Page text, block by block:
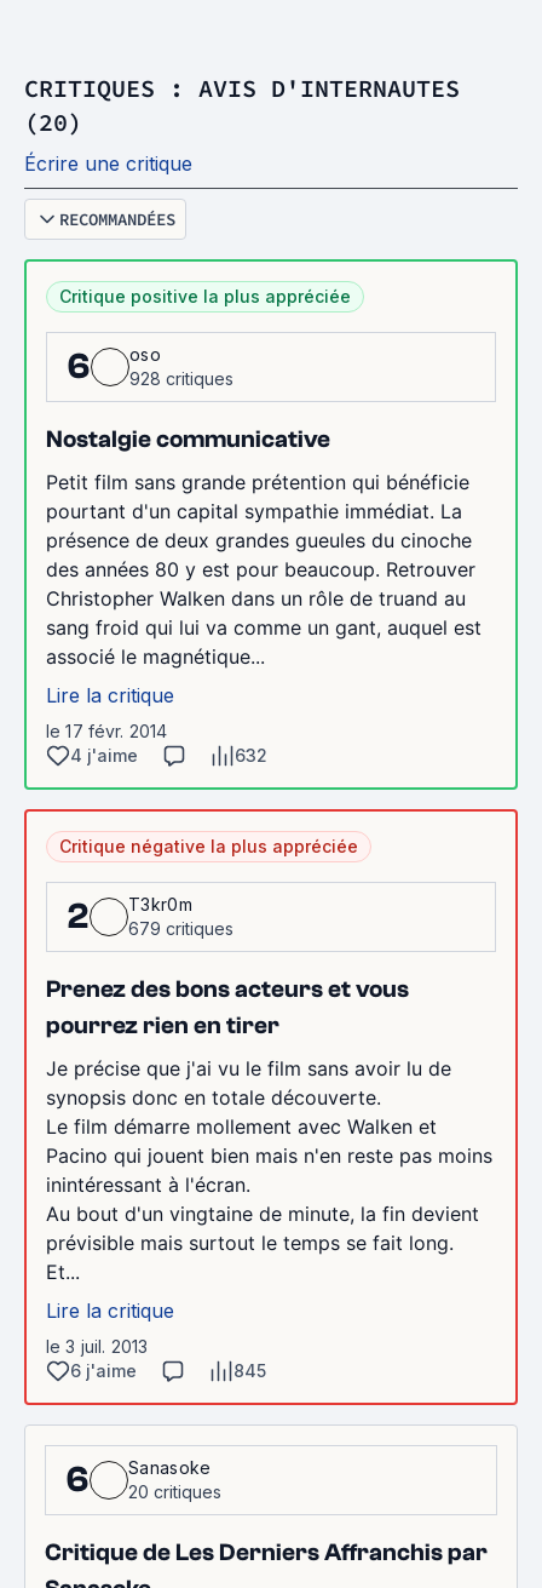
CRITIQUES : AVIS D'INTERNAUTES
(20)
Écrire une critique
RECOMMANDÉES
Critique positive la plus appréciée
6
oso
928 critiques
Nostalgie communicative
Petit film sans grande prétention qui bénéficie
pourtant d'un capital sympathie immédiat. La
présence de deux grandes gueules du cinoche
des années 80 y est pour beaucoup. Retrouver
Christopher Walken dans un rôle de truand au
sang froid qui lui va comme un gant, auquel est
associé le magnétique...
Lire la critique
le 17 févr. 2014
4 j'aime
632
Critique négative la plus appréciée
2
T3kr0m
679 critiques
Prenez des bons acteurs et vous
pourrez rien en tirer
Je précise que j'ai vu le film sans avoir lu de
synopsis donc en totale découverte.
Le film démarre mollement avec Walken et
Pacino qui jouent bien mais n'en reste pas moins
inintéressant à l'écran.
Au bout d'un vingtaine de minute, la fin devient
prévisible mais surtout le temps se fait long.
Et...
Lire la critique
le 3 juil. 2013
6 j'aime
845
6
Sanasoke
20 critiques
Critique de Les Derniers Affranchis par